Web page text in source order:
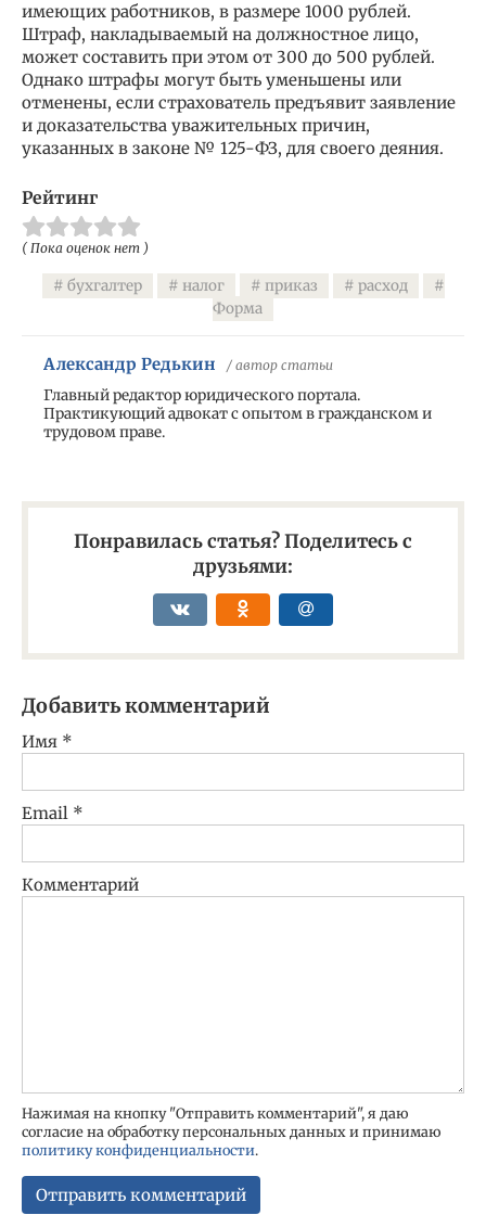
имеющих работников, в размере 1000 рублей.
Штраф, накладываемый на должностное лицо,
может составить при этом от 300 до 500 рублей.
Однако штрафы могут быть уменьшены или
отменены, если страхователь предъявит заявление
и доказательства уважительных причин,
указанных в законе № 125-ФЗ, для своего деяния.
Рейтинг
( Пока оценок нет )
бухгалтер налог приказ
расход
Форма
Александр Редькин / автор статьи
Главный редактор юридического портала.
Практикующий адвокат с опытом в гражданском и
трудовом праве.
Понравилась статья? Поделитесь с
друзьями:
Добавить комментарий
Имя *
Email *
Комментарий
Нажимая на кнопку "Отправить комментарий", я даю
согласие на обработку персональных данных и принимаю
политику конфиденциальности.